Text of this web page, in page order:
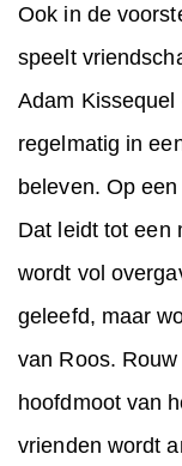
Ook in de
speelt
Adam Kissequel
regelmatig in
beleven. Op
Dat leidt tot een
wordt vol
geleefd, maar
van Roos.
hoofdmoot van
vrienden wordt